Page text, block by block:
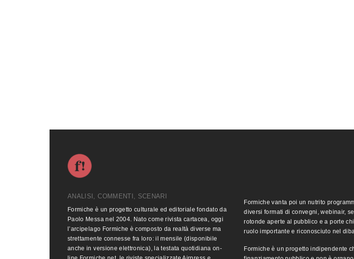
ANALISI, COMMENTI, SCENARI
Formiche è un progetto culturale ed editoriale fondato da
Paolo Messa nel 2004. Nato come rivista cartacea, oggi
l’arcipelago Formiche è composto da realtà diverse ma
strettamente connesse fra loro: il mensile (disponibile
anche in versione elettronica), la testata quotidiana on-
Formiche vanta poi un nutrito
diversi formati di convegni, webinair,
rotonde aperte al pubblico e a porte
ruolo importante e riconosciuto nel
Formiche è un progetto indipendente